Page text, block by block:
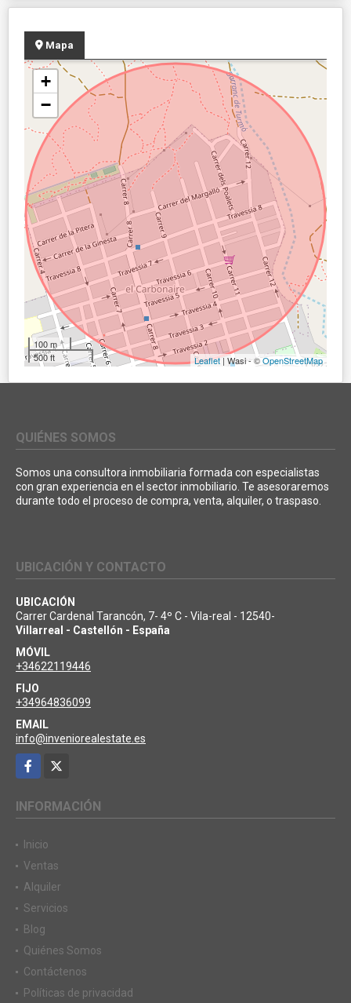
Mapa
+
−
100 m
500 ft
Leaflet| Wasi - ©OpenStreetMap
QUIÉNES SOMOS
Somos una consultora inmobiliaria formada con especialistas
con gran experiencia en el sector inmobiliario. Te asesoraremos
durante todo el proceso de compra, venta, alquiler, o traspaso.
UBICACIÓN Y CONTACTO
UBICACIÓN
Carrer Cardenal Tarancón, 7- 4º C - Vila-real - 12540-
Villarreal - Castellón - España
MÓVIL
+34622119446
FIJO
+34964836099
EMAIL
info@inveniorealestate.es
Facebook
INFORMACIÓN
Inicio
Ventas
Alquiler
Servicios
Blog
Quiénes Somos
Contáctenos
Políticas de privacidad